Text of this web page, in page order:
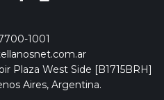
1001
Plaza West Side [B1715BRH]
Aires, Argentina.